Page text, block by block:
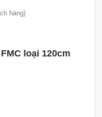
hàng)
loại 120cm